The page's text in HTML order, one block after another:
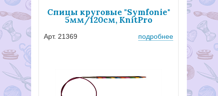
Спицы круговые "Symfonie"
5мм/120см, KnitPro
Арт. 21369 подробнее